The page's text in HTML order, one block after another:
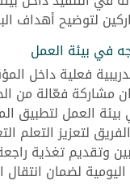
لتوضيح أهداف
في بيئة العمل
فعلية داخل
مشاركة فعّالة من
العمل لتطبيق
لتعزيز التعلم
وتقديم تغذية
لضمان